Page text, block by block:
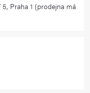
Praha 1 (prodejna má